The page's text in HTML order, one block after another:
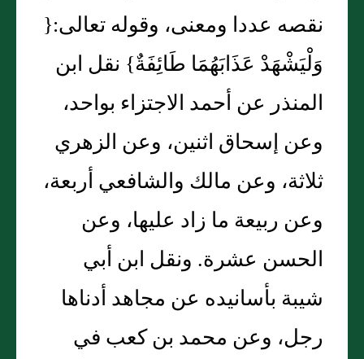
نقصه عددا ومعنى، وقوله تعالى:{
وَلْيَشْهَدْ عَذَابَهُمَا طَائِفَةٌ} نقل ابن
المنذر عن أحمد الاجتزاء بواحد،
وعن إسحاق اثنين، وعن الزهري
ثلاثة، وعن مالك والشافعي أربعة،
وعن ربيعة ما زاد عليها، وعن
الحسن عشرة. ونقل ابن أبي
شيبة بأسانيده عن مجاهد أدناها
رجل، وعن محمد بن كعب في